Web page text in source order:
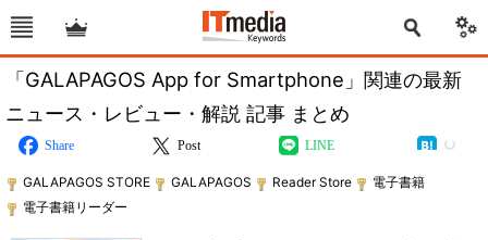
「GALAPAGOS App for Smartphone」関連の最新
ニュース・レビュー・解説 記事 まとめ
Share Post LINE
GALAPAGOS STORE GALAPAGOS Reader Store
電子書籍
電子書籍リーダー